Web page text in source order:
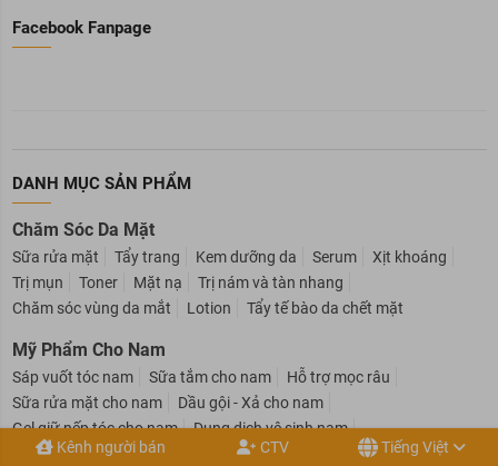
Kênh người bán CTV Tiếng Việt
Facebook Fanpage
DANH MỤC SẢN PHẨM
Chăm Sóc Da Mặt
Sữa rửa mặt Tẩy trang Kem dưỡng da Serum
Trị mụn
Toner Mặt nạ
Trị nám và tàn nhang
Mỹ Phẩm Cho Nam
Sáp vuốt tóc nam Sữa tắm cho nam
Hỗ trợ mọc râu
Sữa rửa mặt cho nam
Dầu gội - Xả cho nam
Gel giữ nếp tóc cho nam
Dung dịch vệ sinh nam